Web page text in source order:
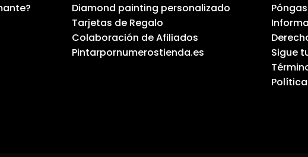
Diamond painting personalizado
Tarjetas de Regalo
Colaboración de Afiliados
Pintarpornumerostienda.es
Sigue